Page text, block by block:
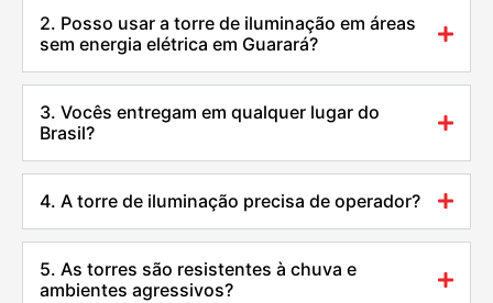
2. Posso usar a torre de iluminação em áreas
sem energia elétrica em Guarará?
3. Vocês entregam em qualquer lugar do
Brasil?
4. A torre de iluminação precisa de operador?
5. As torres são resistentes à chuva e
ambientes agressivos?